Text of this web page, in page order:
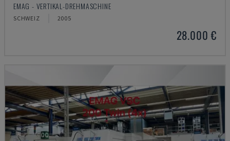
EMAG - VERTIKAL-DREHMASCHINE
SCHWEIZ 2005
28.000 €